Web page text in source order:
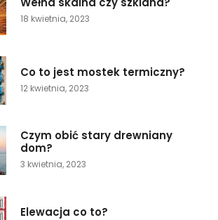
18 kwietnia, 2023
Co to jest mostek termiczny?
12 kwietnia, 2023
Czym obić stary drewniany
dom?
3 kwietnia, 2023
Elewacja co to?